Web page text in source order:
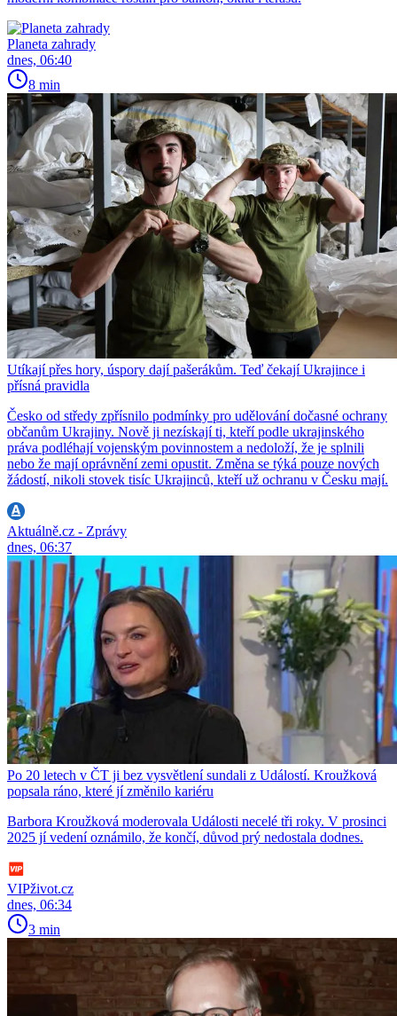
Planeta zahrady
dnes, 06:40
8 min
Utíkají přes hory, úspory dají pašerákům. Teď čekají Ukrajince i
přísná pravidla
Česko od středy zpřísnilo podmínky pro udělování dočasné ochrany
občanům Ukrajiny. Nově ji nezískají ti, kteří podle ukrajinského
práva podléhají vojenským povinnostem a nedoloží, že je splnili
nebo že mají oprávnění zemi opustit. Změna se týká pouze nových
žádostí, nikoli stovek tisíc Ukrajinců, kteří už ochranu v Česku mají.
Aktuálně.cz - Zprávy
dnes, 06:37
Po 20 letech v ČT ji bez vysvětlení sundali z Událostí. Kroužková
popsala ráno, které jí změnilo kariéru
Barbora Kroužková moderovala Události necelé tři roky. V prosinci
2025 jí vedení oznámilo, že končí, důvod prý nedostala dodnes.
VIPživot.cz
dnes, 06:34
3 min